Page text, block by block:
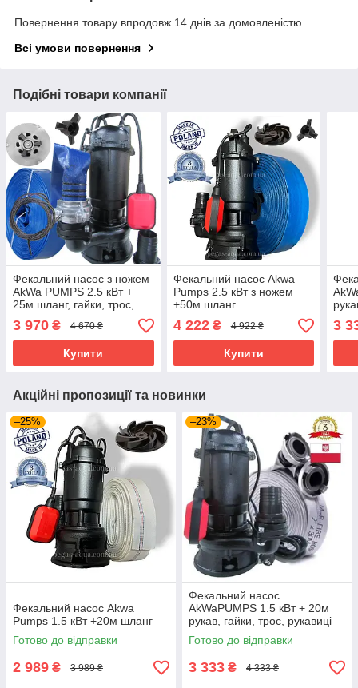
Повернення товару впродовж 14 днів за домовленістю
Всі умови повернення
Подібні товари компанії
Фекальний насос з ножем
AkWa PUMPS 2.5 кВт +
25м шланг, гайки, трос,
3 970 ₴ 4 670 ₴
Купити
Фекальний насос Akwa
Pumps 2.5 кВт з ножем
+50м шланг
4 222₴ 4 922 ₴
Купити
3
Акційні пропозиції та новинки
–25%
Фекальний насос Akwa
Pumps 1.5 кВт +20м шланг
Готово до відправки
2 989 ₴ 3 989 ₴
–23%
Фекальний насос
AkWaPUMPS 1.5 кВт + 20м
рукав, гайки, трос, рукавиці
Готово до відправки
3 333 ₴ 4 333 ₴